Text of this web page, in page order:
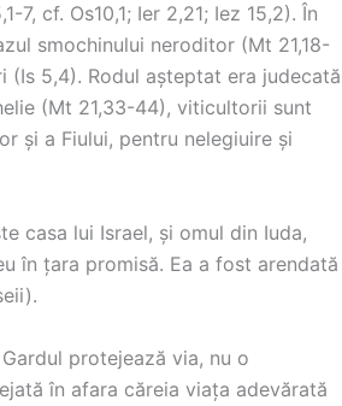
cf. Os10,1; Ier 2,21; Iez 15,2). În
smochinului neroditor (Mt 21,18-
5,4). Rodul așteptat era judecată
(Mt 21,33-44), viticultorii sunt
și a Fiului, pentru nelegiuire și
casa lui Israel, și omul din Iuda,
în țara promisă. Ea a fost arendată
protejează via, nu o
în afara căreia viața adevărată